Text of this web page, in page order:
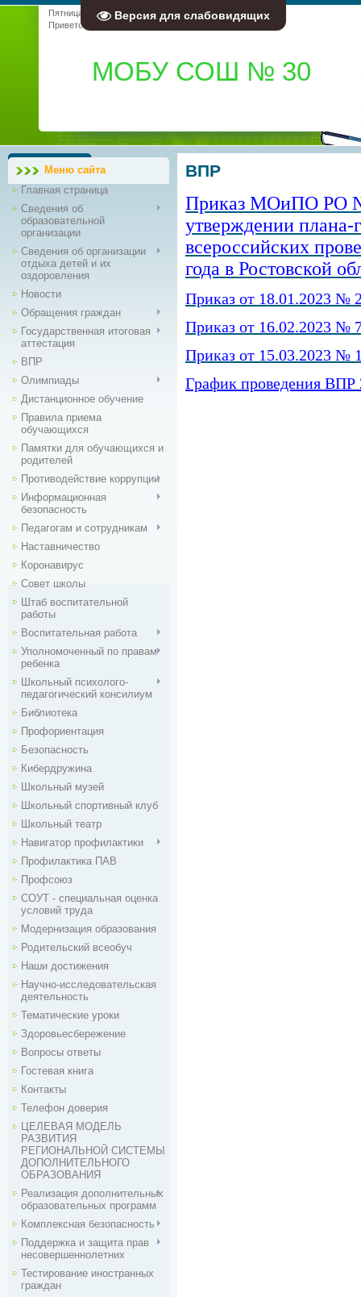
Версия для слабовидящих
Пятница, 07.08.2026, 16:48
Приветствую Вас
Гость RSS
МОБУ СОШ № 30
Меню сайта
Главная страница
Сведения об
образовательной
организации
Сведения об организации
отдыха детей и их
оздоровления
Новости
Обращения граждан
Государственная итоговая
аттестация
ВПР
Олимпиады
Дистанционное обучение
Правила приема
обучающихся
Памятки для обучающихся и
родителей
Противодействие коррупции
Информационная
безопасность
Педагогам и сотрудникам
Наставничество
Коронавирус
Совет школы
Штаб воспитательной
работы
Воспитательная работа
Уполномоченный по правам
ребенка
Школьный психолого-
педагогический консилиум
Библиотека
Профориентация
Безопасность
Кибердружина
Школьный музей
Школьный спортивный клуб
Школьный театр
Навигатор профилактики
Профилактика ПАВ
Профсоюз
СОУТ - специальная оценка
условий труда
Модернизация образования
Родительский всеобуч
Наши достижения
Научно-исследовательская
деятельность
Тематические уроки
Здоровьесбережение
Вопросы ответы
Гостевая книга
Контакты
Телефон доверия
ЦЕЛЕВАЯ МОДЕЛЬ
РАЗВИТИЯ
РЕГИОНАЛЬНОЙ СИСТЕМЫ
ДОПОЛНИТЕЛЬНОГО
ОБРАЗОВАНИЯ
Реализация дополнительных
образовательных программ
Комплексная безопасность
Поддержка и защита прав
несовершеннолетних
Тестирование иностранных
граждан
ВПР
Приказ МОиПО РО №
утверждении плана-
всероссийских
года в Ростовской
Приказ от 18.01.2023 №
Приказ от 16.02.2023 №
Приказ от 15.03.2023 №
График проведения ВПР